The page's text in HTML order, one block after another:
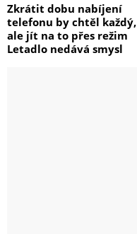
Zkrátit dobu nabíjení
telefonu by chtěl každý,
ale jít na to přes režim
Letadlo nedává smysl